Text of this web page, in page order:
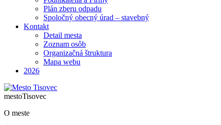
Plán zberu odpadu
Spoločný obecný úrad – stavebný
Kontakt
Detail mesta
Zoznam osôb
Organizačná štruktura
Mapa webu
2026
mestoTisovec
O meste